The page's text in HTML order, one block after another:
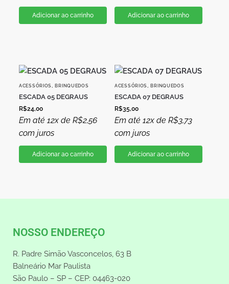
Adicionar ao carrinho Adicionar ao carrinho
ACESSÓRIOS ,BRINQUEDOS
ESCADA 05 DEGRAUS
R$24,00
Em até 12x de R$2,56
com juros
Adicionar ao carrinho
ACESSÓRIOS ,BRINQUEDOS
ESCADA 07 DEGRAUS
R$35,00
Em até 12x de R$3,73
com juros
Adicionar ao carrinho
NOSSO ENDEREÇO
R. Padre Simão Vasconcelos, 63 B
Balneário Mar Paulista
São Paulo – SP – CEP: 04463-020